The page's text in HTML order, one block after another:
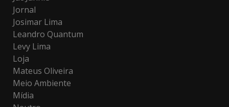
Jornal
Josimar Lima
Leandro Quantum
Levy Lima
Loja
Mateus Oliveira
Meio Ambiente
Mídia